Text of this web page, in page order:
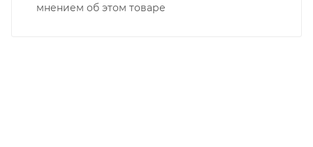
мнением об этом товаре